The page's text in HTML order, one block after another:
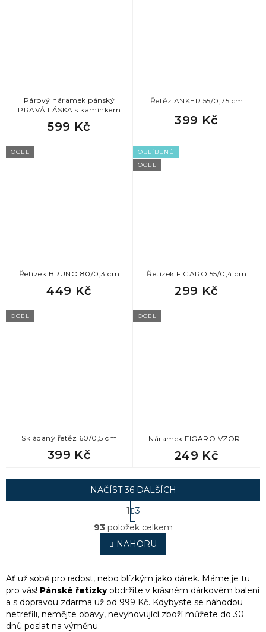
Párový náramek pánský
PRAVÁ LÁSKA s kamínkem
599 Kč
Řetěz ANKER 55/0,75 cm
399 Kč
OCEL
Řetízek BRUNO 80/0,3 cm
449 Kč
OBLÍBENÉ
OCEL
Řetízek FIGARO 55/0,4 cm
299 Kč
OCEL
Skládaný řetěz 60/0,5 cm
399 Kč
OCEL
Náramek FIGARO VZOR I
249 Kč
O
v
l
á
a
c
í
p
NAČÍST 36 DALŠÍCH
S
t
r
á
n
k
v
á
n
í
1
3
93položek celkem
NAHORU
Ať už sobě pro radost, nebo blízkým jako dárek. Máme je tu
pro vás! Pánské řetízky obdržíte v krásném dárkovém balení
a s dopravou zdarma už od 999 Kč. Kdybyste se náhodou
netrefili, nemějte obavy, nevyhovující zboží můžete do 30
dnů poslat na výměnu.